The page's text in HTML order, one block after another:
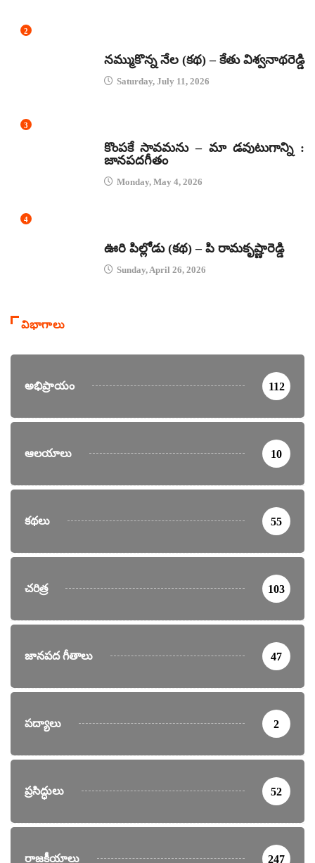
2
నమ్ముకొన్న నేల (కథ) – కేతు విశ్వనాథరెడ్డి
Saturday, July 11, 2026
3
కొంపకే సావమను – మా డవుటుగాన్ని :
జానపదగీతం
Monday, May 4, 2026
4
ఊరి పిల్లోడు (కథ) – పి రామకృష్ణారెడ్డి
Sunday, April 26, 2026
విభాగాలు
అభిప్రాయం 112
ఆలయాలు 10
కథలు 55
చరిత్ర 103
జానపద గీతాలు 47
పద్యాలు 2
ప్రసిద్ధులు 52
రాజకీయాలు 247